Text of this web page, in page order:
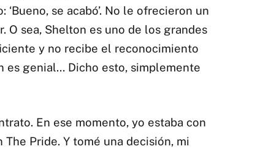
se acabó’. No le ofrecieron un
O sea, Shelton es uno de los grandes
y no recibe el reconocimiento
es genial… Dicho esto, simplemente
En ese momento, yo estaba con
Pride. Y tomé una decisión, mi